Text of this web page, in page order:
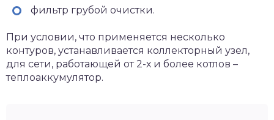
фильтр грубой очистки.
При условии, что применяется несколько
контуров, устанавливается коллекторный узел,
для сети, работающей от 2-х и более котлов –
теплоаккумулятор.